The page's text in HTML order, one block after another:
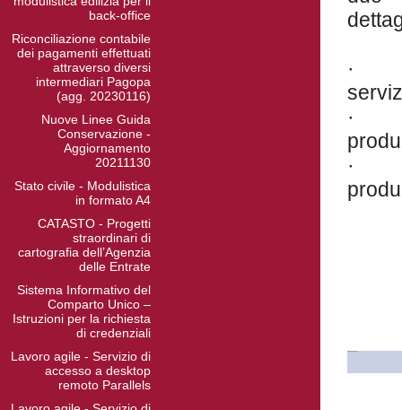
back-office
Riconciliazione contabile
dei pagamenti effettuati
attraverso diversi
intermediari Pagopa
(agg. 20230116)
Nuove Linee Guida
Conservazione -
Aggiornamento
20211130
Stato civile - Modulistica
in formato A4
CATASTO - Progetti
straordinari di
cartografia dell’Agenzia
delle Entrate
Sistema Informativo del
Comparto Unico –
Istruzioni per la richiesta
di credenziali
Lavoro agile - Servizio di
accesso a desktop
remoto Parallels
·
·
·